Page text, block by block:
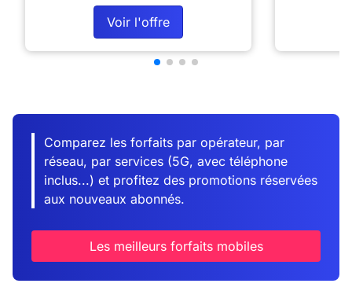
Voir l'offre
Comparez les forfaits par opérateur, par
réseau, par services (5G, avec téléphone
inclus...) et profitez des promotions réservées
aux nouveaux abonnés.
Les meilleurs forfaits mobiles